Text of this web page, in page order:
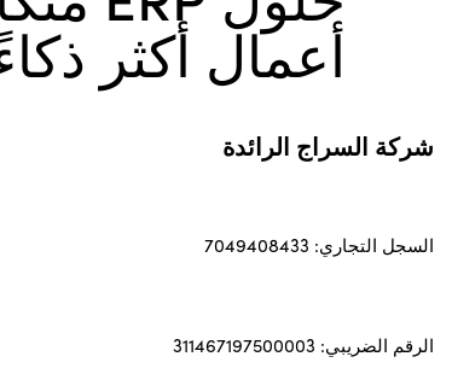
أعمال أكثر
شركة السراج الرائدة
السجل التجاري: 7049408433
الرقم الضريبي: 311467197500003